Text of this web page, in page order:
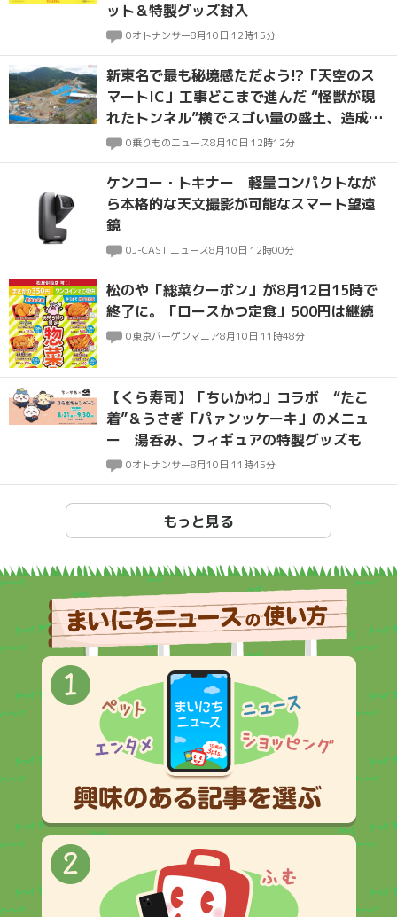
ット＆特製グッズ封入
0オトナンサー8月10日 12時15分
新東名で最も秘境感ただよう!?「天空のス
マートIC」工事どこまで進んだ “怪獣が現
れたトンネル”横でスゴい量の盛土、造成は
佳境へ
0乗りものニュース8月10日 12時12分
ケンコー・トキナー 軽量コンパクトなが
ら本格的な天文撮影が可能なスマート望遠
鏡
0J-CAST ニュース8月10日 12時00分
松のや「総菜クーポン」が8月12日15時で
終了に。「ロースかつ定食」500円は継続
0東京バーゲンマニア8月10日 11時48分
【くら寿司】「ちいかわ」コラボ “たこ
着”＆うさぎ「パァンッケーキ」のメニュ
ー 湯呑み、フィギュアの特製グッズも
0オトナンサー8月10日 11時45分
もっと見る